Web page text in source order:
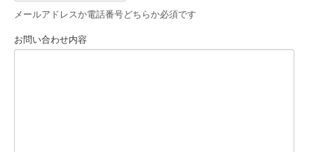
メールアドレスか電話番号どちらか必須です
お問い合わせ内容